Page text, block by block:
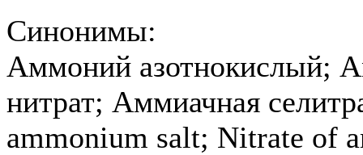
Синонимы:
Аммоний азотнокислый;
нитрат; Аммиачная
ammonium salt; Nitrate of